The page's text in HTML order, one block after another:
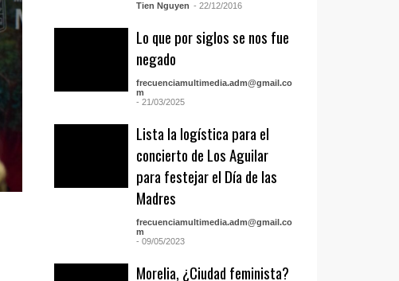
Tien Nguyen - 22/12/2016
Lo que por siglos se nos fue
negado
frecuenciamultimedia.adm@gmail.co
m
- 21/03/2025
Lista la logística para el
concierto de Los Aguilar
para festejar el Día de las
Madres
frecuenciamultimedia.adm@gmail.co
m
- 09/05/2023
Morelia, ¿Ciudad feminista?